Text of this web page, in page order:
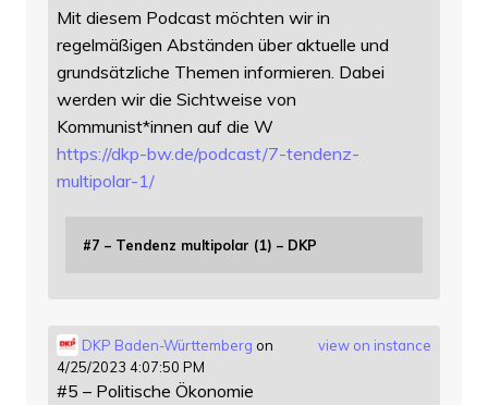
Mit diesem Podcast möchten wir in
regelmäßigen Abständen über aktuelle und
grundsätzliche Themen informieren. Dabei
werden wir die Sichtweise von
Kommunist*innen auf die W
https://dkp-bw.de/podcast/7-tendenz-
multipolar-1/
#7 – Tendenz multipolar (1) – DKP
view on instance
DKP Baden-Württemberg on
4/25/2023 4:07:50 PM
#5 – Politische Ökonomie